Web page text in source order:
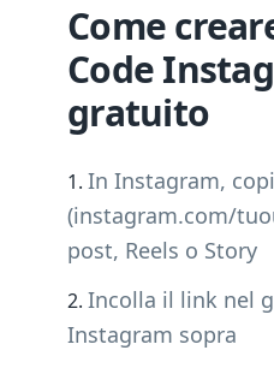
Come
Code
gratuito
In Instagram,
(instagram.com/
post, Reels o Story
Incolla il link nel
Instagram sopra